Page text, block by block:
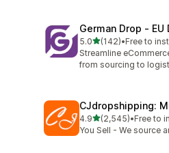
German Drop ‑
5.05つ星中
(142)
合計レビュー数：142件
•Free to
Streamline
from sourcing to
CJdropshipping:
4.95つ星中
(2,545)
合計レビュー数：2545
•Free to
You Sell - We source